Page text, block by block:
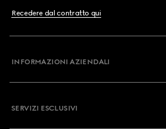
Recedere dal contratto qui
INFORMAZIONI AZIENDALI
SERVIZI ESCLUSIVI